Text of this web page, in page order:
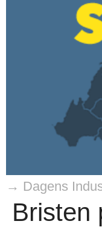
→ Dagens
Bristen